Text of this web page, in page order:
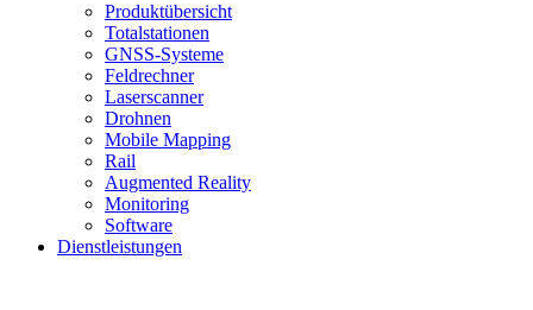
Produktübersicht
Totalstationen
GNSS-Systeme
Feldrechner
Laserscanner
Drohnen
Mobile Mapping
Rail
Augmented Reality
Monitoring
Software
Dienstleistungen